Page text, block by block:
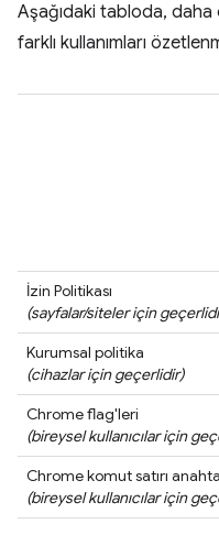
Aşağıdaki tabloda,
farklı kullanımları
İzin Politikası
(sayfalar/siteler için
Kurumsal politika
(cihazlar için geçerlidir)
Chrome flag'leri
(bireysel kullanıcılar için
Chrome komut satırı
(bireysel kullanıcılar için